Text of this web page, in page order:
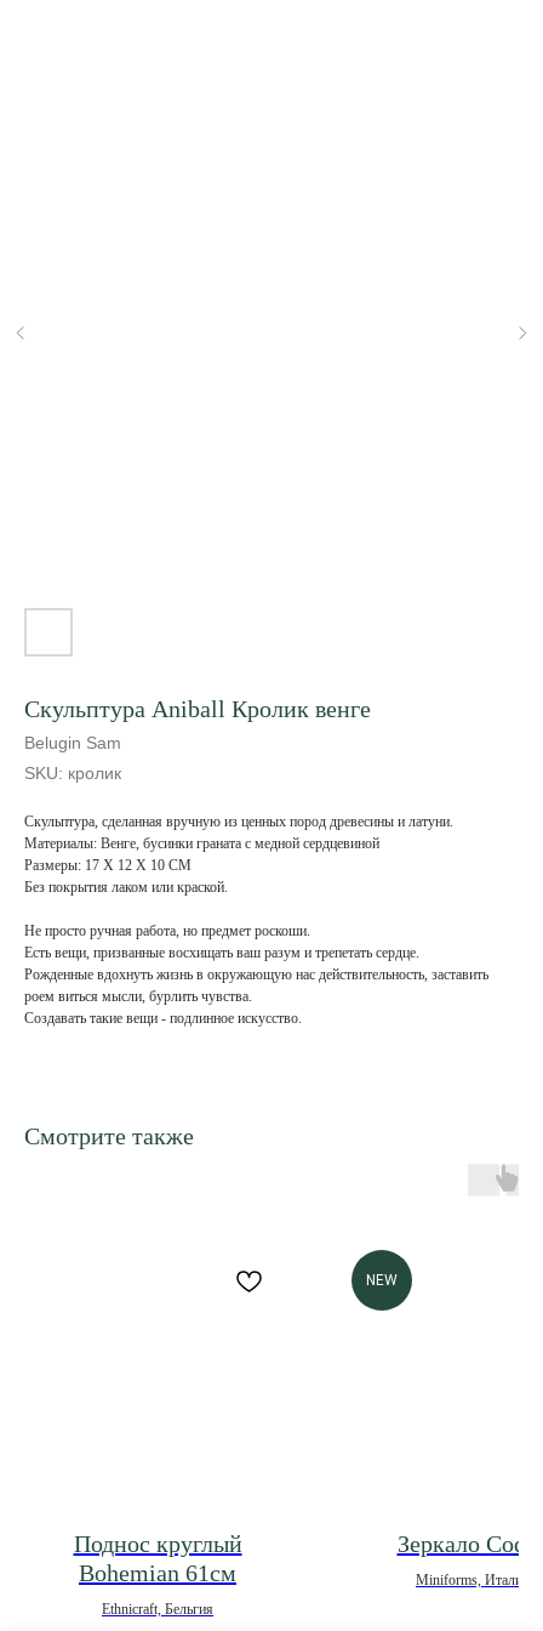
Скульптура Aniball Кролик венге
Belugin Sam
SKU: кролик
Скульптура, сделанная вручную из ценных пород древесины и латуни.
Материалы: Венге, бусинки граната с медной сердцевиной
Размеры: 17 X 12 X 10 CM
Без покрытия лаком или краской.
Не просто ручная работа, но предмет роскоши.
Есть вещи, призванные восхищать ваш разум и трепетать сердце.
Рожденные вдохнуть жизнь в окружающую нас действительность, заставить
роем виться мысли, бурлить чувства.
Создавать такие вещи - подлинное искусство.
Смотрите также
Поднос круглый
Bohemian 61см
Ethnicraft, Бельгия
NEW
Зеркало
Miniforms, Италия